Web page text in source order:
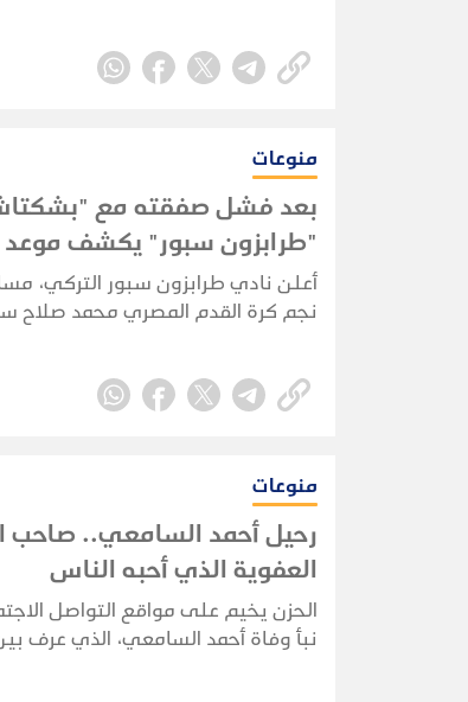
منوعات
بعد فشل صفقته مع
"طرابزون سبور" يكشف
(صلاح) لاستكمال إجراءات
أعلن نادي طرابزون سبور التركي،
نجم كرة القدم المصري محمد صلاح
منوعات
رحيل أحمد السامعي.. صاحب
العفوية الذي أحبه الناس
الحزن يخيم على مواقع التواصل
نبأ وفاة أحمد السامعي، الذي عرف